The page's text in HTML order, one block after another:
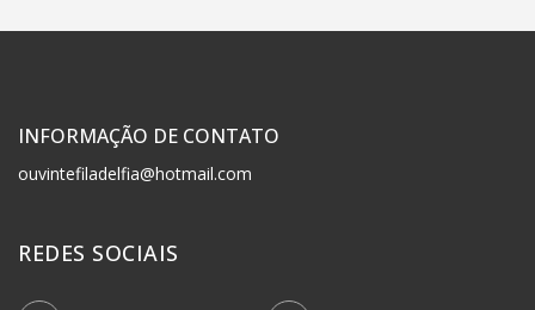
INFORMAÇÃO DE CONTATO
ouvintefiladelfia@hotmail.com
REDES SOCIAIS